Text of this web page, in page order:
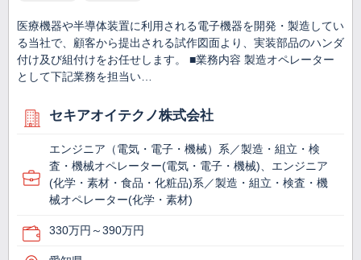
医療機器や半導体装置に利用される電子機器を開発・製造してい
る当社で、顧客から提出される試作図面より、実装部品のハンダ
付け及び組付けをお任せします。 ■業務内容 製造オペレーター
として下記業務を担当い…
セキアオイテクノ株式会社
エンジニア（電気・電子・機械）系／製造・組立・検
査・機械オペレーター(電気・電子・機械)、エンジニア
(化学・素材・食品・化粧品)系／製造・組立・検査・機
械オペレーター(化学・素材)
330万円～390万円